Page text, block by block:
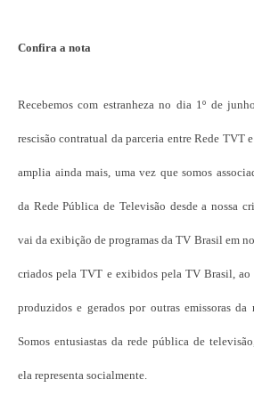
Confira a nota
Recebemos com estranheza no dia 1º de
rescisão contratual da parceria entre Rede TVT
amplia ainda mais, uma vez que somos
da Rede Pública de Televisão desde a nossa
vai da exibição de programas da TV Brasil em
criados pela TVT e exibidos pela TV Brasil, ao
produzidos e gerados por outras emissoras da
Somos entusiastas da rede pública de
ela representa socialmente.